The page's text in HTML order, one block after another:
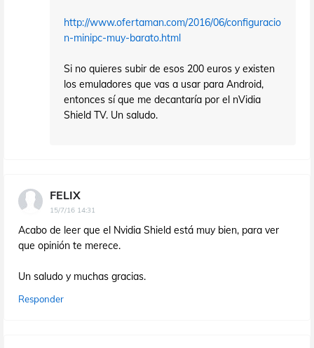
http://www.ofertaman.com/2016/06/configuracio
n-minipc-muy-barato.html
Si no quieres subir de esos 200 euros y existen
los emuladores que vas a usar para Android,
entonces sí que me decantaría por el nVidia
Shield TV. Un saludo.
FELIX
15/7/16 14:31
Acabo de leer que el Nvidia Shield está muy bien, para ver
que opinión te merece.
Un saludo y muchas gracias.
Responder